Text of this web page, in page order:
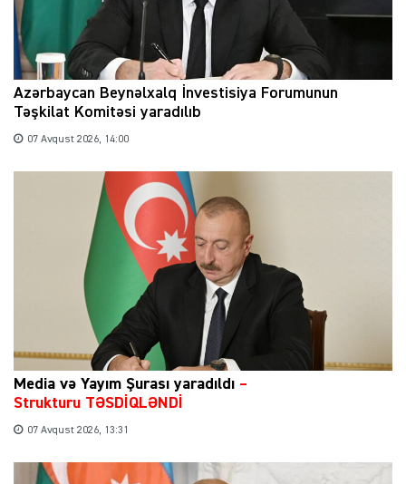
Azərbaycan Beynəlxalq İnvestisiya Forumunun
Təşkilat Komitəsi yaradılıb
07 Avqust 2026, 14:00
Media və Yayım Şurası yaradıldı –
Strukturu TƏSDİQLƏNDİ
07 Avqust 2026, 13:31